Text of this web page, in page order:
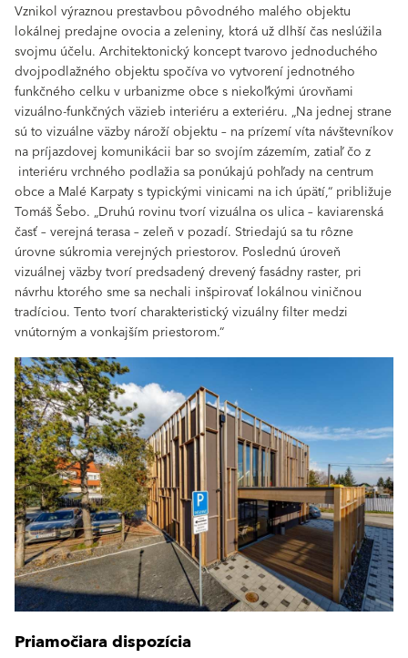
Vznikol výraznou prestavbou pôvodného malého objektu
lokálnej predajne ovocia a zeleniny, ktorá už dlhší čas neslúžila
svojmu účelu. Architektonický koncept tvarovo jednoduchého
dvojpodlažného objektu spočíva vo vytvorení jednotného
funkčného celku v urbanizme obce s niekoľkými úrovňami
vizuálno-funkčných väzieb interiéru a exteriéru. „Na jednej strane
sú to vizuálne väzby nároží objektu – na prízemí víta návštevníkov
na príjazdovej komunikácii bar so svojím zázemím, zatiaľ čo z
interiéru vrchného podlažia sa ponúkajú pohľady na centrum
obce a Malé Karpaty s typickými vinicami na ich úpätí,“ približuje
Tomáš Šebo. „Druhú rovinu tvorí vizuálna os ulica – kaviarenská
časť – verejná terasa – zeleň v pozadí. Striedajú sa tu rôzne
úrovne súkromia verejných priestorov. Poslednú úroveň
vizuálnej väzby tvorí predsadený drevený fasádny raster, pri
návrhu ktorého sme sa nechali inšpirovať lokálnou viničnou
tradíciou. Tento tvorí charakteristický vizuálny filter medzi
vnútorným a vonkajším priestorom.“
Priamočiara dispozícia